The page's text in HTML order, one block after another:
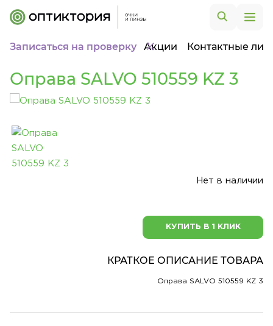
Записаться на проверку Акции Контактные
Оправа SALVO 510559 KZ 3
Нет в наличии
КУПИТЬ В 1 КЛИК
КРАТКОЕ ОПИСАНИЕ ТОВАРА
Оправа SALVO 510559 KZ 3